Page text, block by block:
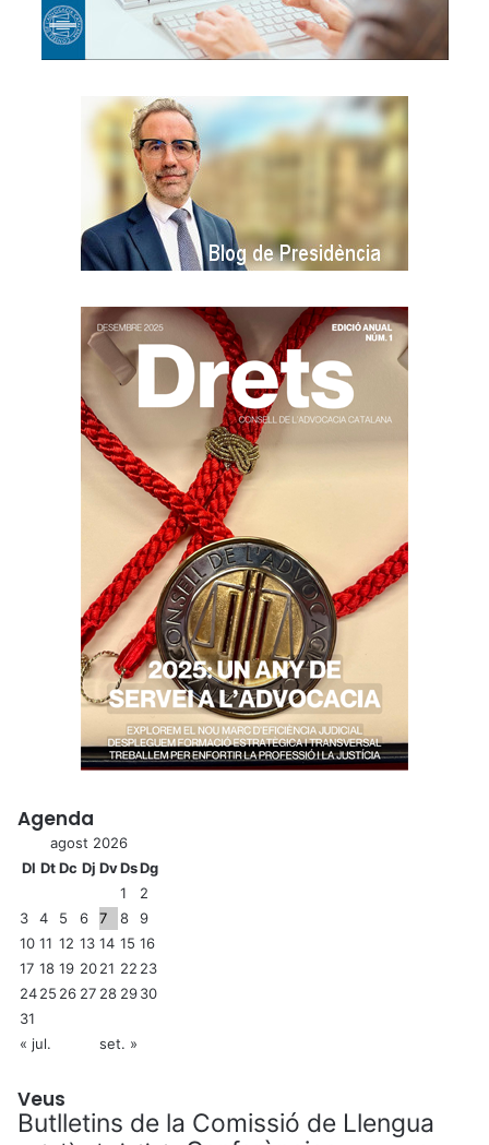
Agenda
agost 2026
Dl DtDc Dj DvDsDg
1
2
3
4 5 6 7 8
9
10 11 12 13 14 15 16
17 18 19 2021 22 23
2425 26 27 28 2930
31
« jul.
set. »
Veus
Butlletins de la Comissió de Llengua